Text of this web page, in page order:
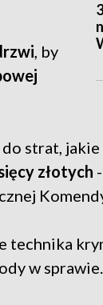
, by
strat,
złotych
technika
w sprawie.